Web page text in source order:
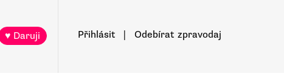
♥ Daruji Přihlásit Odebírat zpravodaj